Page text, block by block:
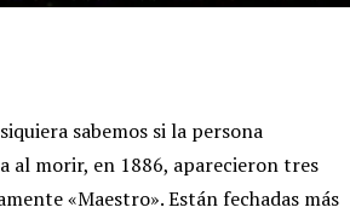
sabemos si la persona
al morir, en 1886, aparecieron tres
«Maestro». Están fechadas más